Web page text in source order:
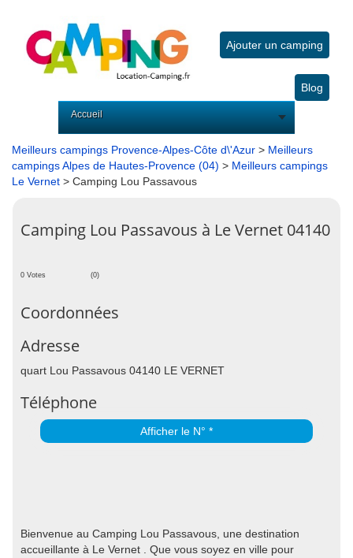
Ajouter un camping
Blog
Accueil
Meilleurs campings Provence-Alpes-Côte d\'Azur > Meilleurs
campings Alpes de Hautes-Provence (04) > Meilleurs campings
Le Vernet > Camping Lou Passavous
Camping Lou Passavous à Le Vernet 04140
0 Votes (0)
Coordonnées
Adresse
quart Lou Passavous 04140 LE VERNET
Téléphone
Afficher le N° *
Bienvenue au Camping Lou Passavous, une destination
accueillante à Le Vernet . Que vous soyez en ville pour